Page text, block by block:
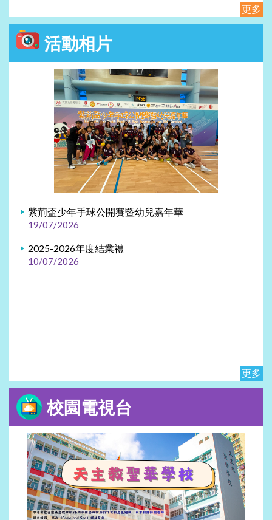
更多
活動相片
紫荊盃少年手球公開賽暨幼兒嘉年華
19/07/2026
2025-2026年度結業禮
10/07/2026
更多
校園電視台